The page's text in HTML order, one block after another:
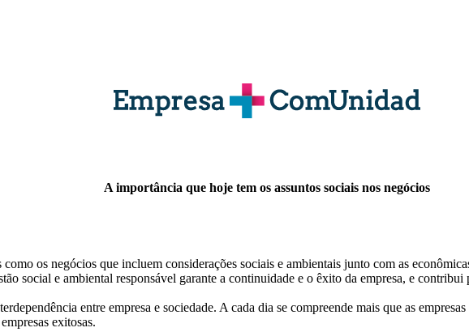
A importância que hoje tem os assuntos sociais nos negócios
os negócios que incluem considerações sociais e ambientais junto com as
social e ambiental responsável garante a continuidade e o êxito da empresa, e
entre empresa e sociedade. A cada dia se compreende mais que as
exitosas.